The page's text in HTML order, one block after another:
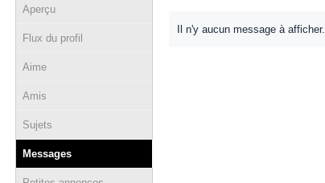
Aperçu
Flux du profil
Aime
Amis
Sujets
Messages
Il n'y aucun message à afficher.